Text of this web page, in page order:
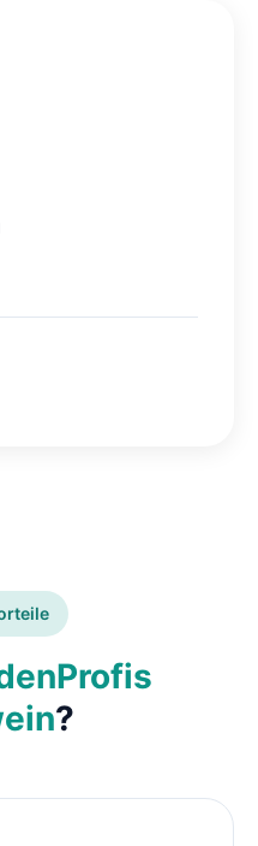
?